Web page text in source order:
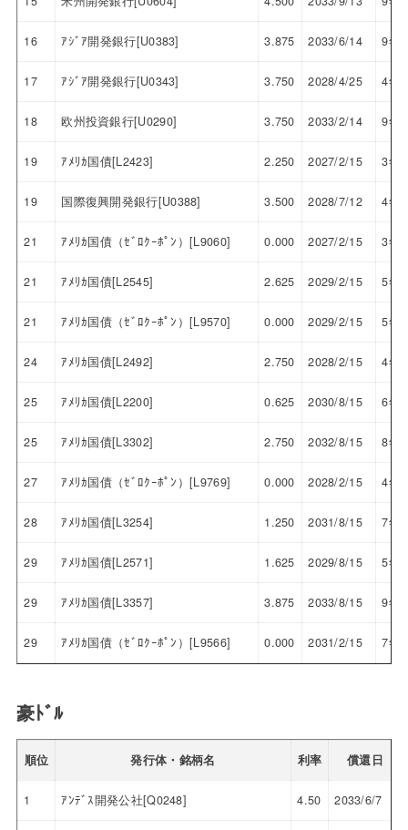
16 ｱｼﾞｱ開発銀行[U0383] 3.875 2033/6/14 9年
17 ｱｼﾞｱ開発銀行[U0343] 3.750 2028/4/25 4年
18 欧州投資銀行[U0290] 3.750 2033/2/14 9年
19 ｱﾒﾘｶ国債[L2423] 2.250 2027/2/15 3年
19 国際復興開発銀行[U0388] 3.500 2028/7/12 4年
21 ｱﾒﾘｶ国債（ｾﾞﾛｸｰﾎﾟﾝ）[L9060] 0.000 2027/2/15 3年
21 ｱﾒﾘｶ国債[L2545] 2.625 2029/2/15 5年
21 ｱﾒﾘｶ国債（ｾﾞﾛｸｰﾎﾟﾝ）[L9570] 0.000 2029/2/15 5年
24 ｱﾒﾘｶ国債[L2492] 2.750 2028/2/15 4年
25 ｱﾒﾘｶ国債[L2200] 0.625 2030/8/15 6年
25 ｱﾒﾘｶ国債[L3302] 2.750 2032/8/15 8年
27 ｱﾒﾘｶ国債（ｾﾞﾛｸｰﾎﾟﾝ）[L9769] 0.000 2028/2/15 4年
28 ｱﾒﾘｶ国債[L3254] 1.250 2031/8/15 7年
29 ｱﾒﾘｶ国債[L2571] 1.625 2029/8/15 5年
29 ｱﾒﾘｶ国債[L3357] 3.875 2033/8/15 9年
29 ｱﾒﾘｶ国債（ｾﾞﾛｸｰﾎﾟﾝ）[L9566] 0.000 2031/2/15 7年
豪ﾄﾞﾙ
順位 発行体・銘柄名 利率 償還日
1 ｱﾝﾃﾞｽ開発公社[Q0248] 4.50 2033/6/7